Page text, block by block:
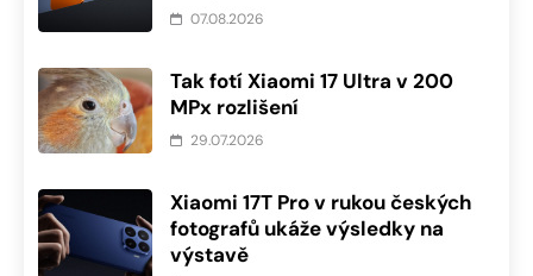
07.08.2026
Tak fotí Xiaomi 17 Ultra v 200
MPx rozlišení
29.07.2026
Xiaomi 17T Pro v rukou českých
fotografů ukáže výsledky na
výstavě